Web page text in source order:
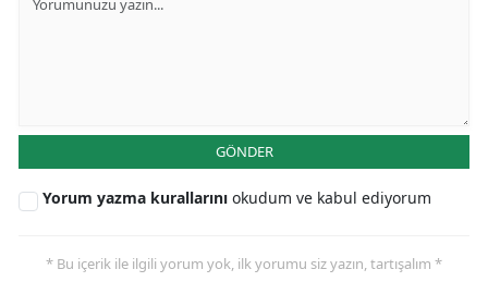
GÖNDER
Yorum yazma kurallarını okudum ve kabul ediyorum
* Bu içerik ile ilgili yorum yok, ilk yorumu siz yazın, tartışalım *